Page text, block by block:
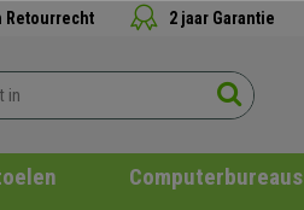
Retourrecht 2 jaar Garantie
Computerbureaus